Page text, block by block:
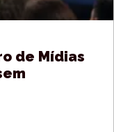
de Mídias